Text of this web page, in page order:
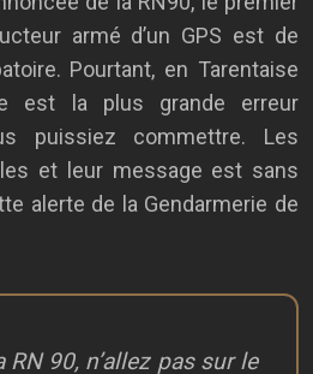
armé d’un GPS est de
Pourtant, en Tarentaise
est la plus grande erreur
puissiez commettre. Les
et leur message est sans
alerte de la Gendarmerie de
90, n’allez pas sur le